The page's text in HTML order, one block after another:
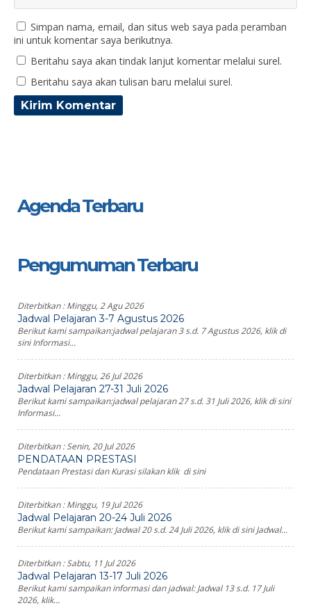
Simpan nama, email, dan situs web saya pada peramban
ini untuk komentar saya berikutnya.
Beritahu saya akan tindak lanjut komentar melalui surel.
Beritahu saya akan tulisan baru melalui surel.
Agenda Terbaru
Pengumuman Terbaru
Diterbitkan :Minggu, 2 Agu 2026
Jadwal Pelajaran 3-7 Agustus 2026
Berikut kami sampaikan:jadwal pelajaran 3 s.d. 7 Agustus 2026, klik di
sini Informasi...
Diterbitkan :Minggu, 26 Jul 2026
Jadwal Pelajaran 27-31 Juli 2026
Berikut kami sampaikan:jadwal pelajaran 27 s.d. 31 Juli 2026, klik di sini
Informasi...
Diterbitkan :Senin, 20 Jul 2026
PENDATAAN PRESTASI
Pendataan Prestasi dan Kurasi silakan klik di sini
Diterbitkan :Minggu, 19 Jul 2026
Jadwal Pelajaran 20-24 Juli 2026
Berikut kami sampaikan: Jadwal 20 s.d. 24 Juli 2026, klik di sini Jadwal...
Diterbitkan :Sabtu, 11 Jul 2026
Jadwal Pelajaran 13-17 Juli 2026
Berikut kami sampaikan informasi dan jadwal: Jadwal 13 s.d. 17 Juli
2026, klik...